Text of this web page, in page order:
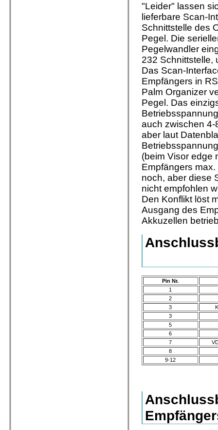
"Leider" lassen
lieferbare Scan-
Schnittstelle des
Pegel. Die
Pegelwandler
232 Schnittstelle,
Das Scan-
Empfängers in
Palm Organizer
Pegel. Das
auch zwischen 4-
aber laut
(beim Visor edge
Empfängers
noch, aber diese
nicht empfohlen
Den Konflikt löst
Ausgang des
Akkuzellen
Pin Nr.
1
2
3
3
5
6
7
8
9-12